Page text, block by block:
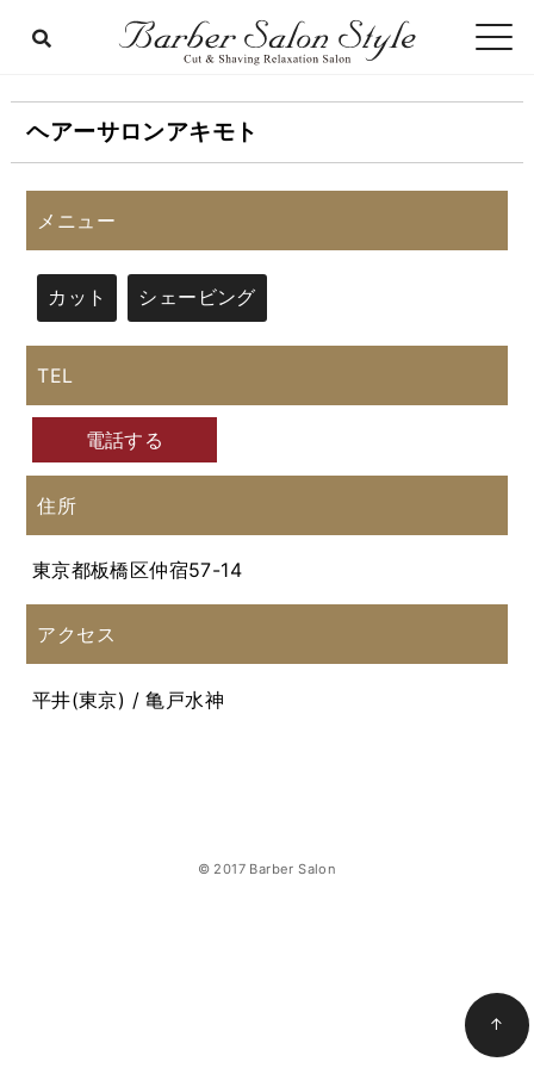
ヘアーサロンアキモト
メニュー
カット シェービング
TEL
電話する
住所
東京都板橋区仲宿57-14
アクセス
平井(東京) / 亀戸水神
© 2017 Barber Salon
↑